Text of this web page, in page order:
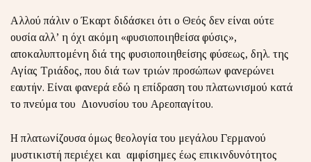
Αλλού πάλιν ο Έκαρτ διδάσκει ότι ο Θεός δεν είναι ούτε
ουσία αλλ’ η όχι ακόμη «φυσιοποιηθείσα φύσις»,
αποκαλυπτομένη διά της φυσιοποιηθείσης φύσεως, δηλ. της
Αγίας Τριάδος, που διά των τριών προσώπων φανερώνει
εαυτήν. Είναι φανερά εδώ η επίδραση του πλατωνισμού κατά
το πνεύμα του Διονυσίου του Αρεοπαγίτου.
Η πλατωνίζουσα όμως θεολογία του μεγάλου Γερμανού
μυστικιστή περιέχει και αμφίσημες έως επικινδυνότητος